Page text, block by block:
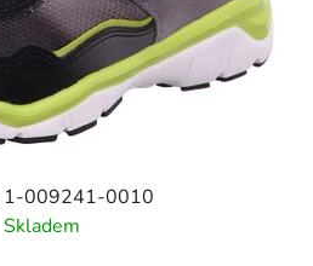
1-009241-0010
Skladem